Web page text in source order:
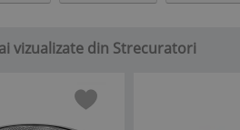
vizualizate din Strecuratori